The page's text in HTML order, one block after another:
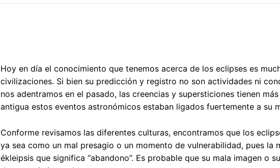
Hoy en día el conocimiento que tenemos acerca de los eclipses es
civilizaciones. Si bien su predicción y registro no son actividades ni
nos adentramos en el pasado, las creencias y supersticiones tienen
antigua estos eventos astronómicos estaban ligados fuertemente a su
Conforme revisamos las diferentes culturas, encontramos que los
ya sea como un mal presagio o un momento de vulnerabilidad, pues la
ékleipsis que significa “abandono”. Es probable que su mala imagen o